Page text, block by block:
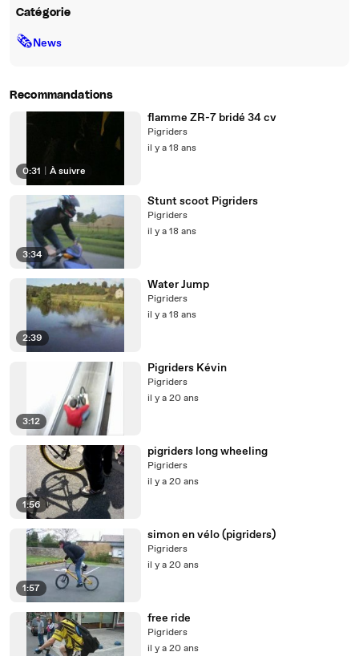
Catégorie
🗞News
Recommandations
0:31 À suivre
flamme ZR-7 bridé 34 cv
Pigriders
il y a 18 ans
3:34
Stunt scoot Pigriders
Pigriders
il y a 18 ans
2:39
Water Jump
Pigriders
il y a 18 ans
3:12
Pigriders Kévin
Pigriders
il y a 20 ans
1:56
pigriders long wheeling
Pigriders
il y a 20 ans
1:57
simon en vélo (pigriders)
Pigriders
il y a 20 ans
free ride
Pigriders
il y a 20 ans